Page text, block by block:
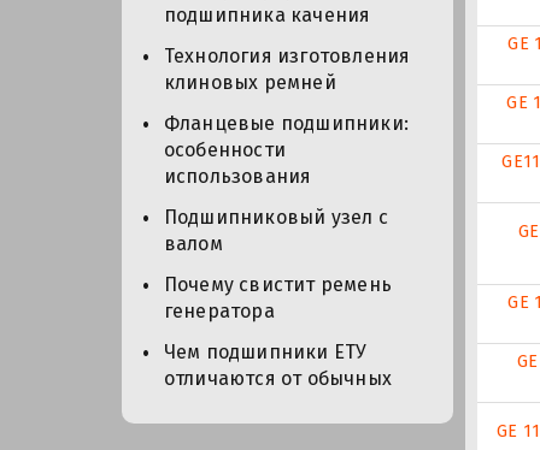
подшипника качения
Технология изготовления
клиновых ремней
Фланцевые подшипники:
особенности
использования
Подшипниковый узел с
валом
Почему свистит ремень
генератора
Чем подшипники ЕТУ
отличаются от обычных
GE
GE
GE
GE